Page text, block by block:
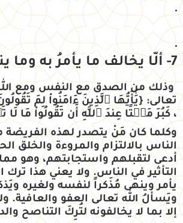
7- ألّا يخالف ما يأمرُ به وما ينهى عنه:
وذلك من الصدق مع النفس ومع الله
تعالى: {يَٰٓأَيُّهَا ٱلَّذِينَ ءَامَنُواْ لِمَ
، كَبُرَ مَقۡتًا عِندَ ٱللَّهِ أَن تَقُولُواْ مَا
وكلما كان مَنْ يتصدر لهذه
الناس بالالتزام والمروءة والخلق
أدعى لتقبلهم واستجابتهم، وهو
التأثير في الناس. ولا يعني هذا ترك
يأمر وينهى مُذَكراً لنفسه ولغيره
ويَسألُ الله تعالى العفو والعافية.
إلا بما لا يخالفونه لتُرِكَ التناصح